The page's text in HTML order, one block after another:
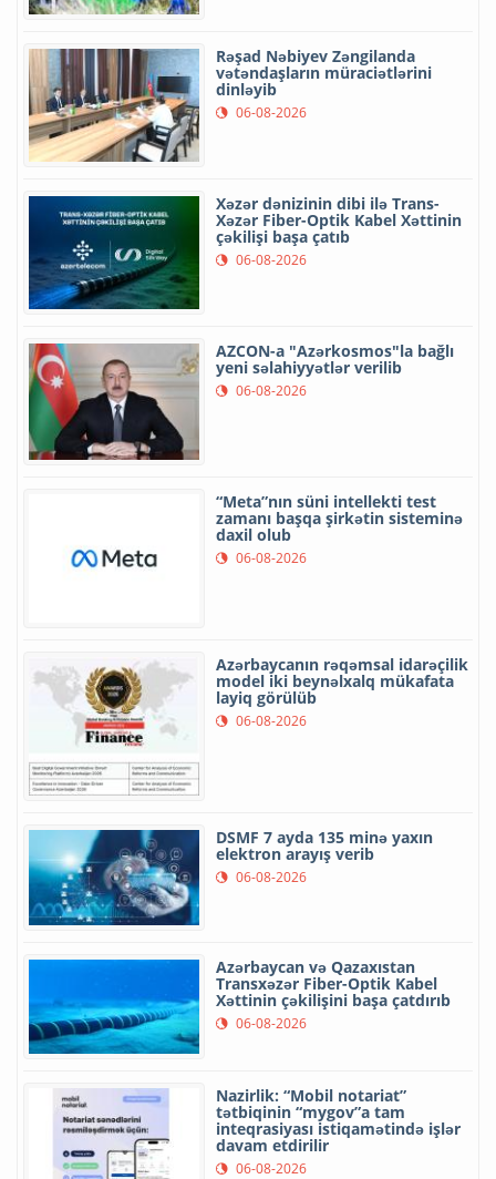
Rəşad Nəbiyev Zəngilanda
vətəndaşların müraciətlərini
dinləyib
06-08-2026
Xəzər dənizinin dibi ilə Trans-
Xəzər Fiber-Optik Kabel Xəttinin
çəkilişi başa çatıb
06-08-2026
AZCON-a "Azərkosmos"la bağlı
yeni səlahiyyətlər verilib
06-08-2026
“Meta”nın süni intellekti test
zamanı başqa şirkətin sisteminə
daxil olub
06-08-2026
Azərbaycanın rəqəmsal idarəçilik
model iki beynəlxalq mükafata
layiq görülüb
06-08-2026
DSMF 7 ayda 135 minə yaxın
elektron arayış verib
06-08-2026
Azərbaycan və Qazaxıstan
Transxəzər Fiber-Optik Kabel
Xəttinin çəkilişini başa çatdırıb
06-08-2026
Nazirlik: “Mobil notariat”
tətbiqinin “mygov”a tam
inteqrasiyası istiqamətində işlər
davam etdirilir
06-08-2026